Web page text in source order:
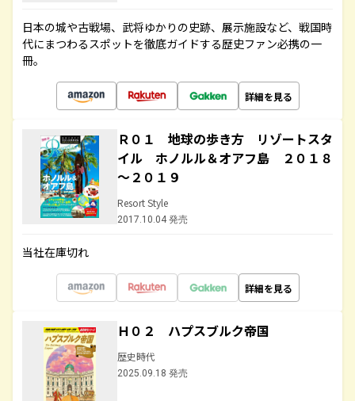
日本の城や古戦場、武将ゆかりの史跡、展示施設など、戦国時
代にまつわるスポットを徹底ガイドする歴史ファン必携の一
冊。
詳細を見る
Ｒ０１ 地球の歩き方 リゾートスタ
イル ホノルル＆オアフ島 ２０１８
～２０１９
Resort Style
2017.10.04 発売
当社在庫切れ
詳細を見る
Ｈ０２ ハプスブルク帝国
歴史時代
2025.09.18 発売